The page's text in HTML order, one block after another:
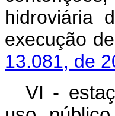
hidroviária
13.081, de
VI -